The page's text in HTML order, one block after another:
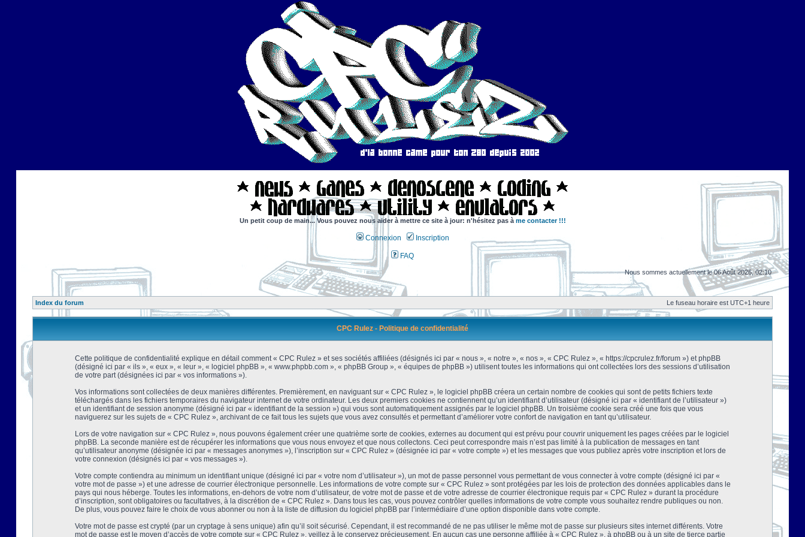
Un petit coup de main... Vous pouvez nous aider à mettre ce site à jour: n'hésitez pas à me contacter !!!
Connexion Inscription
FAQ
Nous sommes actuellement le 06 Août 2026, 02:10
Index du forum Le fuseau horaire est UTC+1 heure
CPC Rulez - Politique de confidentialité
Cette politique de confidentialité explique en détail comment « CPC Rulez » et ses sociétés affiliées (désignés ici par « nous », « notre », « nos », « CPC Rulez », « https://cpcrulez.fr/forum ») et phpBB
(désigné ici par « ils », « eux », « leur », « logiciel phpBB », « www.phpbb.com », « phpBB Group », « équipes de phpBB ») utilisent toutes les informations qui ont collectées lors des sessions d’utilisation
de votre part (désignées ici par « vos informations »).
Vos informations sont collectées de deux manières différentes. Premièrement, en naviguant sur « CPC Rulez », le logiciel phpBB créera un certain nombre de cookies qui sont de petits fichiers texte
téléchargés dans les fichiers temporaires du navigateur internet de votre ordinateur. Les deux premiers cookies ne contiennent qu’un identifiant d’utilisateur (désigné ici par « identifiant de l’utilisateur »)
et un identifiant de session anonyme (désigné ici par « identifiant de la session ») qui vous sont automatiquement assignés par le logiciel phpBB. Un troisième cookie sera créé une fois que vous
naviguerez sur les sujets de « CPC Rulez », archivant de ce fait tous les sujets que vous avez consultés et permettant d’améliorer votre confort de navigation en tant qu’utilisateur.
Lors de votre navigation sur « CPC Rulez », nous pouvons également créer une quatrième sorte de cookies, externes au document qui est prévu pour couvrir uniquement les pages créées par le logiciel
phpBB. La seconde manière est de récupérer les informations que vous nous envoyez et que nous collectons. Ceci peut correspondre mais n’est pas limité à la publication de messages en tant
qu’utilisateur anonyme (désignée ici par « messages anonymes »), l’inscription sur « CPC Rulez » (désignée ici par « votre compte ») et les messages que vous publiez après votre inscription et lors de
votre connexion (désignés ici par « vos messages »).
Votre compte contiendra au minimum un identifiant unique (désigné ici par « votre nom d’utilisateur »), un mot de passe personnel vous permettant de vous connecter à votre compte (désigné ici par «
votre mot de passe ») et une adresse de courrier électronique personnelle. Les informations de votre compte sur « CPC Rulez » sont protégées par les lois de protection des données applicables dans le
pays qui nous héberge. Toutes les informations, en-dehors de votre nom d’utilisateur, de votre mot de passe et de votre adresse de courrier électronique requis par « CPC Rulez » durant la procédure
d’inscription, sont obligatoires ou facultatives, à la discrétion de « CPC Rulez ». Dans tous les cas, vous pouvez contrôler quelles informations de votre compte vous souhaitez rendre publiques ou non.
De plus, vous pouvez faire le choix de vous abonner ou non à la liste de diffusion du logiciel phpBB par l’intermédiaire d’une option disponible dans votre compte.
Votre mot de passe est crypté (par un cryptage à sens unique) afin qu’il soit sécurisé. Cependant, il est recommandé de ne pas utiliser le même mot de passe sur plusieurs sites internet différents. Votre
mot de passe est le moyen d’accès de votre compte sur « CPC Rulez », veillez à le conservez précieusement. En aucun cas une personne affiliée à « CPC Rulez », à phpBB ou à un site de tierce partie